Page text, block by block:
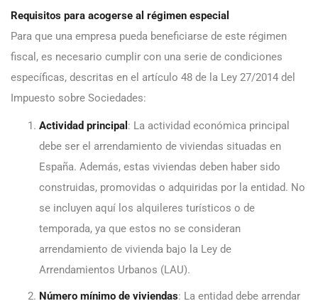
Requisitos para acogerse al régimen especial
Para que una empresa pueda beneficiarse de este régimen
fiscal, es necesario cumplir con una serie de condiciones
específicas, descritas en el artículo 48 de la Ley 27/2014 del
Impuesto sobre Sociedades:
Actividad principal : La actividad económica principal
debe ser el arrendamiento de viviendas situadas en
España. Además, estas viviendas deben haber sido
construidas, promovidas o adquiridas por la entidad. No
se incluyen aquí los alquileres turísticos o de
temporada, ya que estos no se consideran
arrendamiento de vivienda bajo la Ley de
Arrendamientos Urbanos (LAU).
Número mínimo de viviendas: La entidad debe arrendar